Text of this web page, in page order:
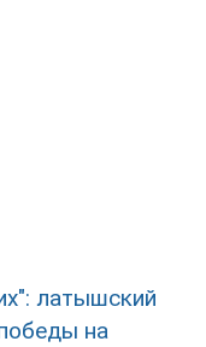
латышский
на